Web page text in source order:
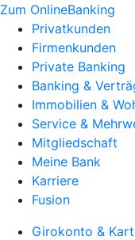
Zum OnlineBanking
Privatkunden
Firmenkunden
Private Banking
Banking &
Immobilien &
Service &
Mitgliedschaft
Meine Bank
Karriere
Fusion
Girokonto &